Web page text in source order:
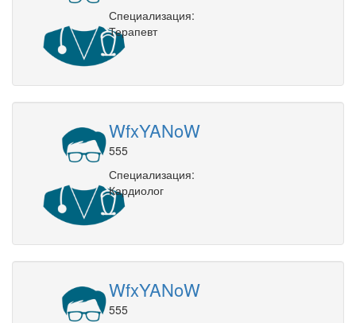
Специализация:
Терапевт
WfxYANoW
555
Специализация:
Кардиолог
WfxYANoW
555